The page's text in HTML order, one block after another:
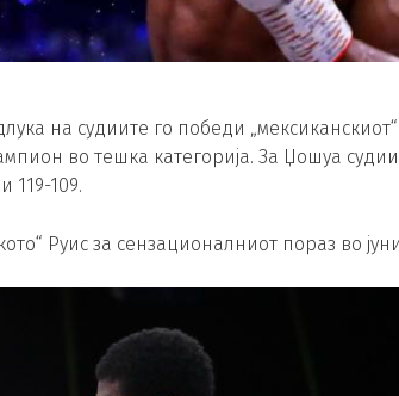
на судиите го победи „мексиканскиот“
во тешка категорија. За Џошуа
119-109.
Руис за сензационалниот пораз во